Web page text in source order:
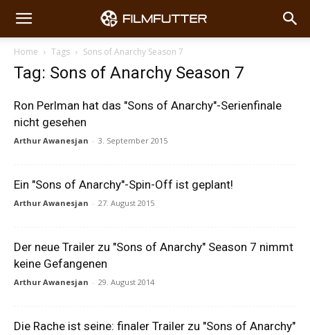
Home Tags Sons of Anarchy Season 7
Tag: Sons of Anarchy Season 7
Ron Perlman hat das "Sons of Anarchy"-Serienfinale
nicht gesehen
Arthur Awanesjan - 3. September 2015
Ein "Sons of Anarchy"-Spin-Off ist geplant!
Arthur Awanesjan - 27. August 2015
Der neue Trailer zu "Sons of Anarchy" Season 7 nimmt
keine Gefangenen
Arthur Awanesjan - 29. August 2014
Die Rache ist seine: finaler Trailer zu "Sons of Anarchy"